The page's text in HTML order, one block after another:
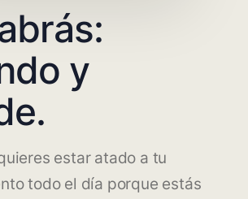
y
estar atado a tu
todo el día porque estás